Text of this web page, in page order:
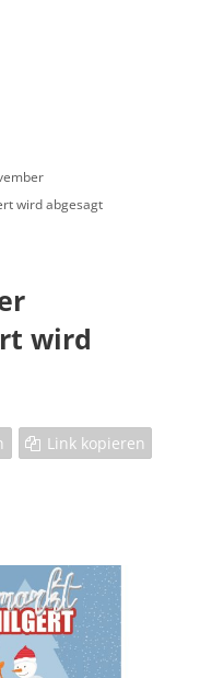
wird abgesagt
wird
Link kopieren